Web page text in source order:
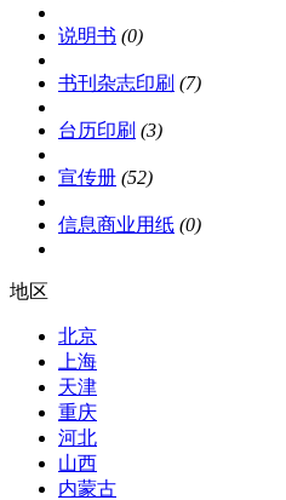
说明书 (0)
书刊杂志印刷 (7)
台历印刷 (3)
宣传册 (52)
信息商业用纸 (0)
地区
北京
上海
天津
重庆
河北
山西
内蒙古